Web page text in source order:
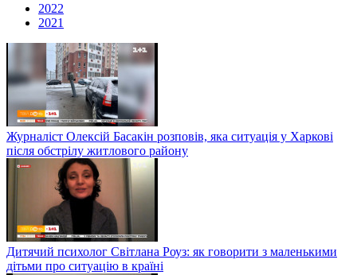
2022
2021
Журналіст Олексій Басакін розповів, яка ситуація у Харкові
після обстрілу житлового району
Дитячий психолог Світлана Роуз: як говорити з маленькими
дітьми про ситуацію в країні